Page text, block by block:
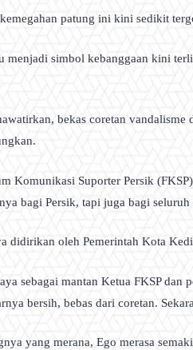
patung ini kini sedikit
menjadi simbol kebanggaan kini
bekas coretan
Komunikasi Suporter Persik
bagi Persik, tapi juga bagi
didirikan oleh Pemerintah Kota
sebagai mantan Ketua FKSP
bersih, bebas dari coretan.
yang merana, Ego merasa